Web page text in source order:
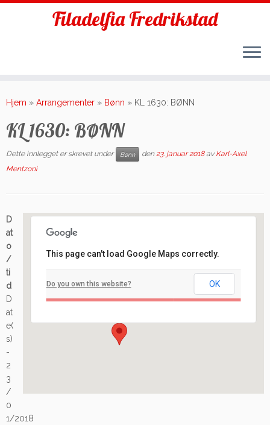
to
Filadelfia Fredrikstad
Hjem » Arrangementer » Bønn » KL 1630: BØNN
KL 1630: BØNN
Dette innlegget er skrevet under Bønn den23. januar 2018 avKarl-Axel
Mentzoni
Arrangement
This page can't load Google Maps correctly.
Do you own this website? OK
D
at
o
/
ti
d
D
at
e(
s)
-
2
3
/
0
1/2018